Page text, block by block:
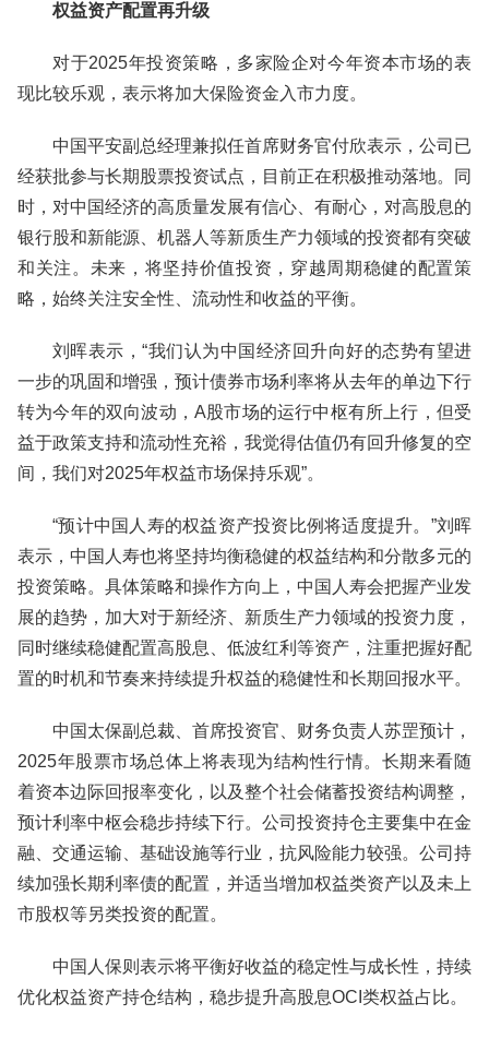
权益资产配置再升级
对于2025年投资策略，多家险企对今年资本市场的表
现比较乐观，表示将加大保险资金入市力度。
中国平安副总经理兼拟任首席财务官付欣表示，公司已
经获批参与长期股票投资试点，目前正在积极推动落地。同
时，对中国经济的高质量发展有信心、有耐心，对高股息的
银行股和新能源、机器人等新质生产力领域的投资都有突破
和关注。未来，将坚持价值投资，穿越周期稳健的配置策
略，始终关注安全性、流动性和收益的平衡。
刘晖表示，“我们认为中国经济回升向好的态势有望进
一步的巩固和增强，预计债券市场利率将从去年的单边下行
转为今年的双向波动，A股市场的运行中枢有所上行，但受
益于政策支持和流动性充裕，我觉得估值仍有回升修复的空
间，我们对2025年权益市场保持乐观”。
“预计中国人寿的权益资产投资比例将适度提升。”刘晖
表示，中国人寿也将坚持均衡稳健的权益结构和分散多元的
投资策略。具体策略和操作方向上，中国人寿会把握产业发
展的趋势，加大对于新经济、新质生产力领域的投资力度，
同时继续稳健配置高股息、低波红利等资产，注重把握好配
置的时机和节奏来持续提升权益的稳健性和长期回报水平。
中国太保副总裁、首席投资官、财务负责人苏罡预计，
2025年股票市场总体上将表现为结构性行情。长期来看随
着资本边际回报率变化，以及整个社会储蓄投资结构调整，
预计利率中枢会稳步持续下行。公司投资持仓主要集中在金
融、交通运输、基础设施等行业，抗风险能力较强。公司持
续加强长期利率债的配置，并适当增加权益类资产以及未上
市股权等另类投资的配置。
中国人保则表示将平衡好收益的稳定性与成长性，持续
优化权益资产持仓结构，稳步提升高股息OCI类权益占比。